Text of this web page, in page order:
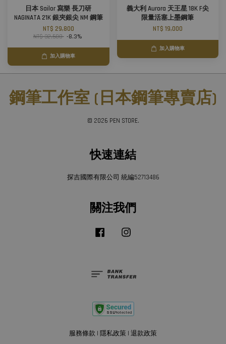
日本 Sailor 寫樂 長刀研
NAGINATA 21K 銀夾銀尖 NM 鋼筆
NT$ 29,800
NT$ 32,500 -8.3%
加入購物車
義大利 Aurora 天王星 18K F尖
限量活塞上墨鋼筆
NT$ 19,000
加入購物車
鋼筆工作室 (日本鋼筆專賣店)
© 2026 PEN STORE.
快速連結
探吉國際有限公司 統編52713486
關注我們
Facebook
服務條款 | 隱私政策 | 退款政策